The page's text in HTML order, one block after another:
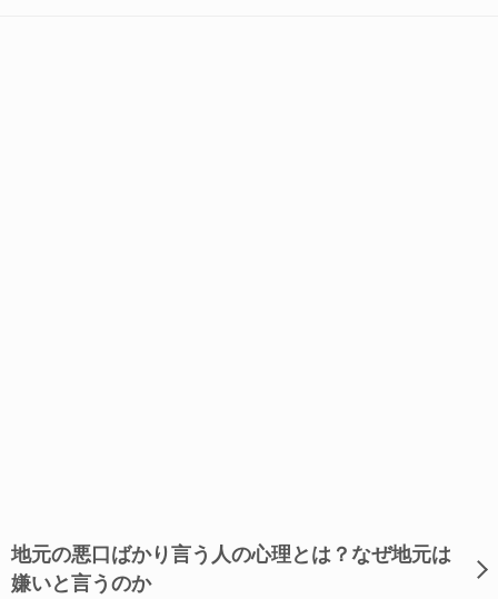
地元の悪口ばかり言う人の心理とは？なぜ地元は
嫌いと言うのか